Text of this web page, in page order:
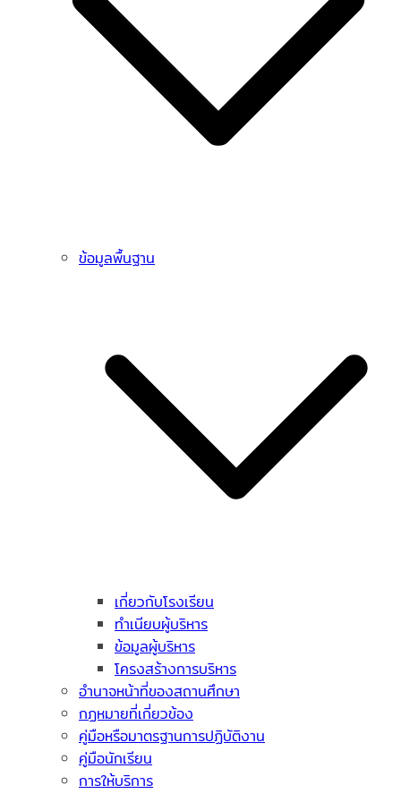
ข้อมูลพื้นฐาน
เกี่ยวกับโรงเรียน
ทำเนียบผู้บริหาร
ข้อมูลผู้บริหาร
โครงสร้างการบริหาร
อำนาจหน้าที่ของสถานศึกษา
กฏหมายที่เกี่ยวข้อง
คู่มือหรือมาตรฐานการปฏิบัติงาน
คู่มือนักเรียน
การให้บริการ